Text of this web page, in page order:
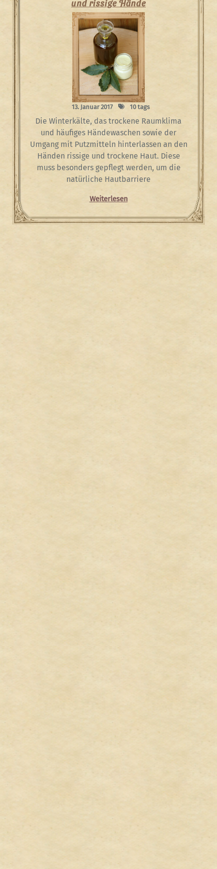
und rissige Hände
13. Januar 2017 10 tags
Die Winterkälte, das trockene Raumklima
und häufiges Händewaschen sowie der
Umgang mit Putzmitteln hinterlassen an den
Händen rissige und trockene Haut. Diese
muss besonders gepflegt werden, um die
natürliche Hautbarriere
Weiterlesen